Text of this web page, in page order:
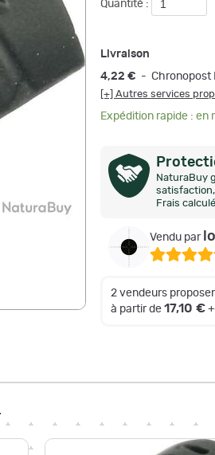
Quantité :
Livraison
4,22 € - Chronopost
[+] Autres services
Expédition rapide : en
NaturaBuy
Frais
Vendu par
2 vendeurs
à partir de 17,10 €